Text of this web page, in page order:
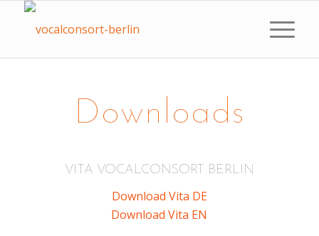
Downloads
VITA VOCALCONSORT BERLIN
Download Vita DE
Download Vita EN